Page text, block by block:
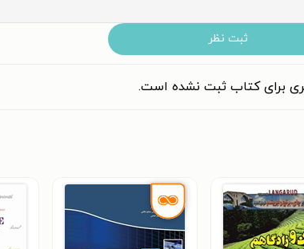
ثبت نظر
برای کتاب ثبت نشده است.